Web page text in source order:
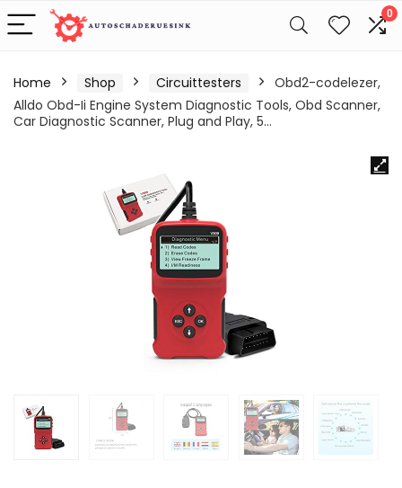
0
Home Shop Circuittesters
Obd2-codelezer,
Alldo Obd-Ii Engine System Diagnostic Tools, Obd Scanner,
Car Diagnostic Scanner, Plug and Play, 5…